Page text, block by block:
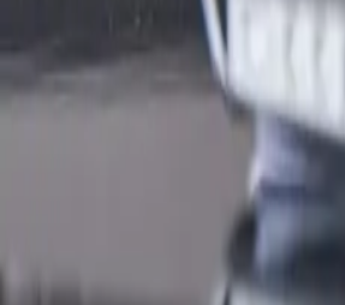
SEO & Conversion